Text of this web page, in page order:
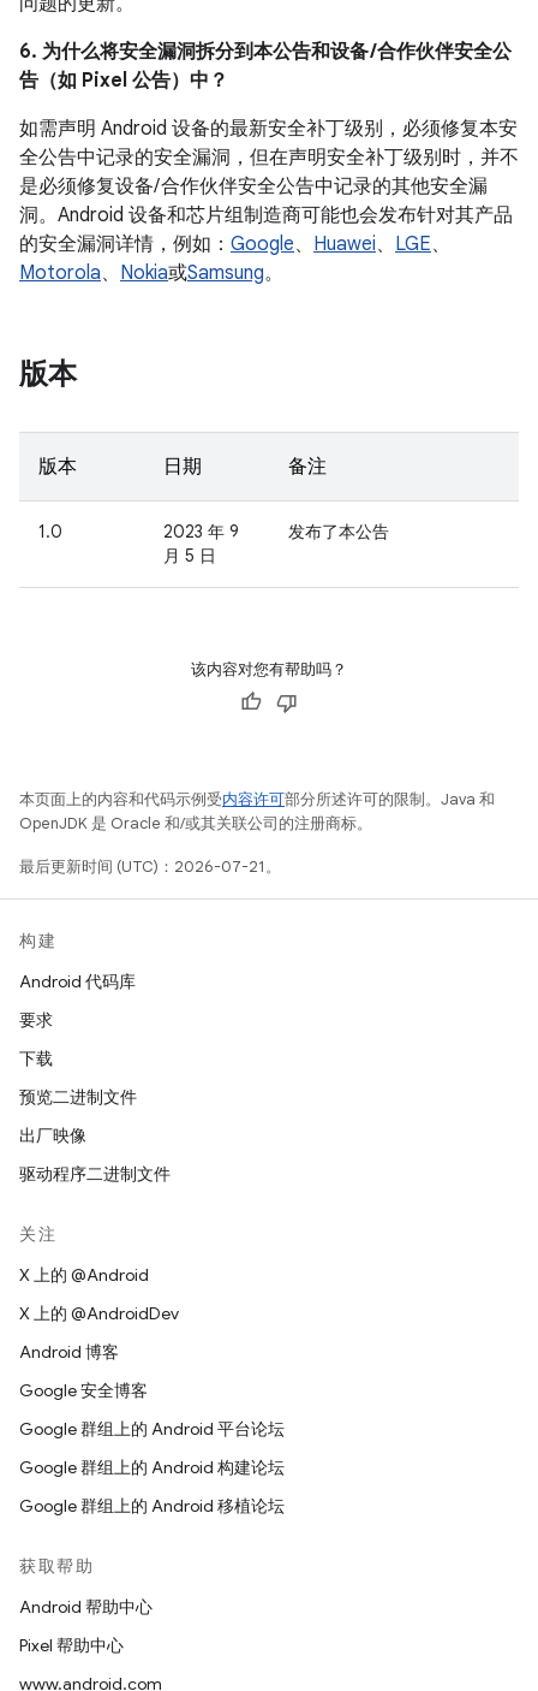
6. 为什么将安全漏洞拆分到本公告和设备 /合作伙伴安全公
告（如 Pixel 公告）中？
如需声明 Android 设备的最新安全补丁级别，必须修复本安
全公告中记录的安全漏洞，但在声明安全补丁级别时，并不
是必须修复设备/ 合作伙伴安全公告中记录的其他安全漏
洞。Android 设备和芯片组制造商可能也会发布针对其产品
的安全漏洞详情，例如： Google、 Huawei、 LGE、
Motorola、 Nokia或Samsung。
版本
版本 日期 备注
1.0
2023 年 9
月 5 日
发布了本公告
该内容对您有帮助吗？
本页面上的内容和代码示例受内容许可部分所述许可的限制。Java 和
OpenJDK 是 Oracle 和/或其关联公司的注册商标。
最后更新时间 (UTC)：2026-07-21。
构建
Android 代码库
要求
下载
预览二进制文件
出厂映像
驱动程序二进制文件
关注
X 上的 @Android
X 上的 @AndroidDev
Android 博客
Google 安全博客
Google 群组上的 Android 平台论坛
Google 群组上的 Android 构建论坛
Google 群组上的 Android 移植论坛
获取帮助
Android 帮助中心
Pixel 帮助中心
www.android.com